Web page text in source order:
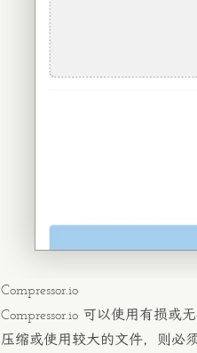
Compressor.io
Compressor.io 可以使用有损或
压缩或使用较大的文件，则必